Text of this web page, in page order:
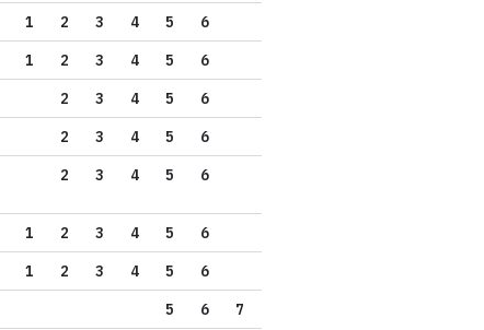
1 2 3 4 5
6
1 2 3 4 5
6
2 3 4 5
6
2 3 4 5
6
2 3 4 5 6
1 2 3 4 5
6
1 2 3 4 5
6
5 6
7